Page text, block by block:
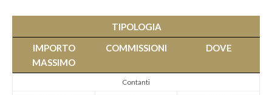
TIPOLOGIA
IMPORTO
MASSIMO
COMMISSIONI DOVE
Contanti